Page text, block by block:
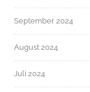
September 2024
August 2024
Juli 2024